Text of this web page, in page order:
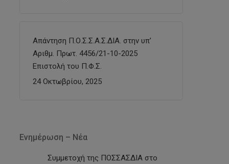
Απάντηση Π.Ο.Σ.Σ.Α.Σ.ΔΙΑ. στην υπ’
Αριθμ. Πρωτ. 4456/21-10-2025
Επιστολή του Π.Φ.Σ.
24 Οκτωβρίου, 2025
Ενημέρωση – Νέα
Συμμετοχή της ΠΟΣΣΑΣΔΙΑ στο